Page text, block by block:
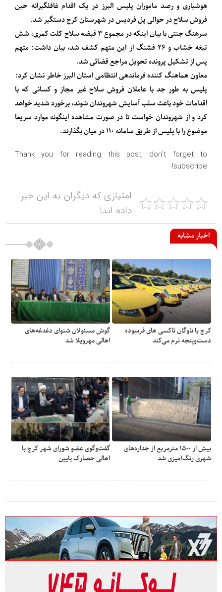
هوشیاری و رصد ماموران پلیس البرز در یک اقدام غافلگیرانه حین
فروش سلاح در حوالی پل فردیس در شهرستان کرج دستگیر شد.
سرهنگ جنتی با بیان اینکه در مجموع ۳ قبضه سلاح کلت کمری، شش
تیغه خشاب و ۲۶ فشنگ از این متهم کشف شد، بیان داشت: متهم
پس از تشکیل پرونده تحویل مراجع قضائی شد.
معاون هماهنگ کننده فرماندهی انتظامی استان البرز خاطر نشان کرد:
پلیس به طور جد با عاملان فروش سلاح غیر مجاز و کسانی که با
اقدامات خود باعث سلب آسایش شهروندان شوند، برخورد شدید خواهد
کرد و از شهروندان خواست تا در صورت مشاهده اینگونه موارد سریعا
موضوع را با پلیس از طریق سامانه ۱۱۰ در میان بگذارند.
Thank you for reading this post, don't forget to
subscribe!
امتیازی که دیگران به این خبر
داده اند!
اخبار مشابه
کرج با ناوگان تاکسی های فرسوده
دست‌وپنجه نرم می‌کند
گوش مسئولان شنوای دغدغه‎‌های
اهالی مهرویلا شد
بیش از ۱۵۰۰ مترمربع از جداره‌های
شهری رنگ‌آمیزی شد
گفت‌وگوی عضو شورای شهر کرج با
اهالی حصارک پایین